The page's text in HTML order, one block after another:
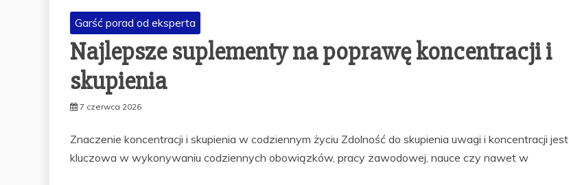
Garść porad od eksperta
Najlepsze suplementy na poprawę koncentracji i
skupienia
7 czerwca 2026
Znaczenie koncentracji i skupienia w codziennym życiu Zdolność do skupienia uwagi i koncentracji jest
kluczowa w wykonywaniu codziennych obowiązków, pracy zawodowej, nauce czy nawet w